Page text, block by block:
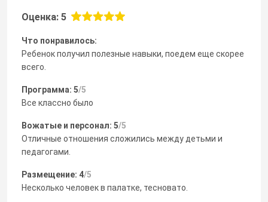
Оценка: 5
Что понравилось:
Ребенок получил полезные навыки, поедем еще скорее
всего.
Программа: 5/5
Все классно было
Вожатые и персонал: 5/5
Отличные отношения сложились между детьми и
педагогами.
Размещение: 4/5
Несколько человек в палатке, тесновато.